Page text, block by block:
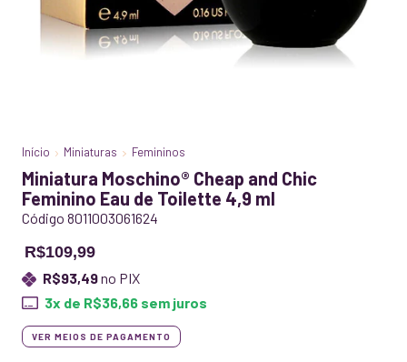
Início Miniaturas Femininos
Miniatura Moschino® Cheap and Chic
Feminino Eau de Toilette 4,9 ml
Código 8011003061624
R$109,99
R$93,49no PIX
3x de R$36,66 sem juros
VER MEIOS DE PAGAMENTO